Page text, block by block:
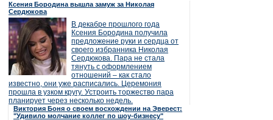
Ксения Бородина вышла замуж за Николая
Сердюкова
В декабре прошлого года
Ксения Бородина получила
предложение руки и сердца от
своего избранника Николая
Сердюкова. Пара не стала
тянуть с оформлением
отношений – как стало
известно, они уже расписались. Церемония
прошла в узком кругу. Устроить торжество пара
планирует через несколько недель.
Виктория Боня о своем восхождении на Эверест:
"Удивило молчание коллег по шоу-бизнесу"